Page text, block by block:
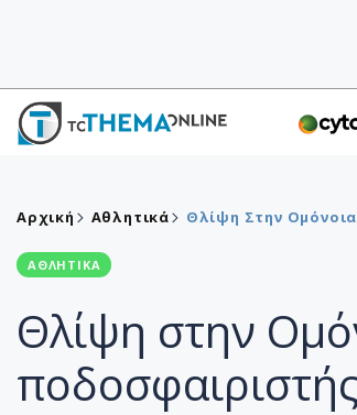
Αρχική Αθλητικά Θλίψη Στην
ΑΘΛΗΤΙΚΑ
Θλίψη στην